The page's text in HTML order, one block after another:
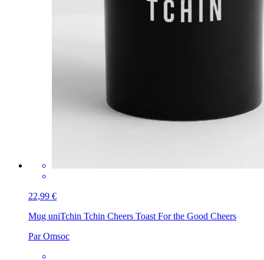
22,99 €
Mug uniTchin Tchin Cheers Toast For the Good Cheers
Par Omsoc